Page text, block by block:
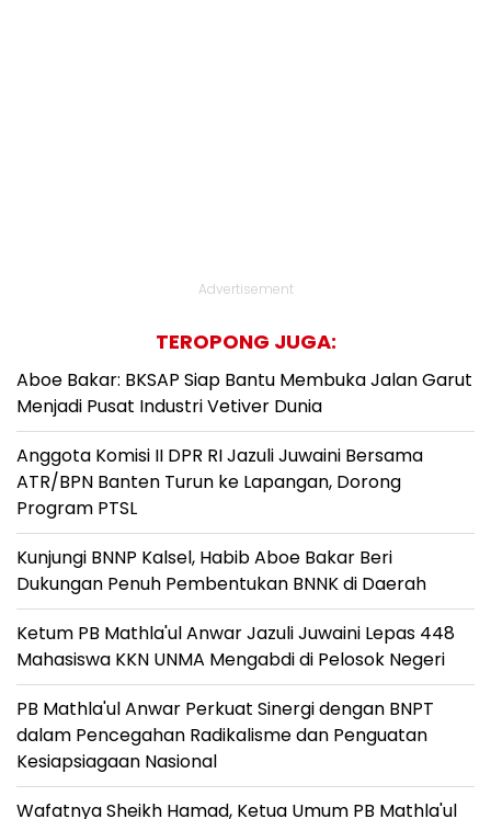
Advertisement
TEROPONG JUGA:
Aboe Bakar: BKSAP Siap Bantu Membuka Jalan Garut
Menjadi Pusat Industri Vetiver Dunia
Anggota Komisi II DPR RI Jazuli Juwaini Bersama
ATR/BPN Banten Turun ke Lapangan, Dorong
Program PTSL
Kunjungi BNNP Kalsel, Habib Aboe Bakar Beri
Dukungan Penuh Pembentukan BNNK di Daerah
Ketum PB Mathla'ul Anwar Jazuli Juwaini Lepas 448
Mahasiswa KKN UNMA Mengabdi di Pelosok Negeri
PB Mathla'ul Anwar Perkuat Sinergi dengan BNPT
dalam Pencegahan Radikalisme dan Penguatan
Kesiapsiagaan Nasional
Wafatnya Sheikh Hamad, Ketua Umum PB Mathla'ul